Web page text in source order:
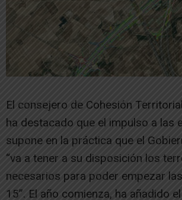
El consejero de Cohesión
ha destacado que el impulso a las
supone en la práctica que el
“va a tener a su disposición los
necesarios para poder empezar
15”. El año comienza, ha añadido